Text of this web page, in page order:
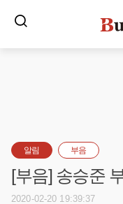
알림 부음
[부음] 송승준
2020-02-20 19:39:37